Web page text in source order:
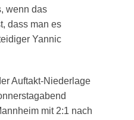
wenn das
dass man es
Yannic
Auftakt-Niederlage
mit 2:1 nach